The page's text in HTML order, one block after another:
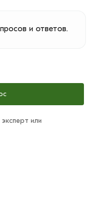
и ответов.
или